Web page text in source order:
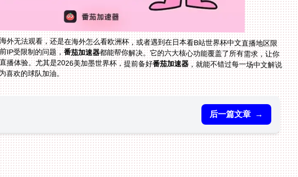
外无法观看，还是在海外怎么看欧洲杯，或者遇到在日本看B站世界杯中文直播地区限
IP受限制的问题，番茄加速器都能帮你解决。它的六大核心功能覆盖了所有需求，让你
播体验。尤其是2026美加墨世界杯，提前备好番茄加速器，就能不错过每一场中文解说
喜欢的球队加油。
后一篇文章 →